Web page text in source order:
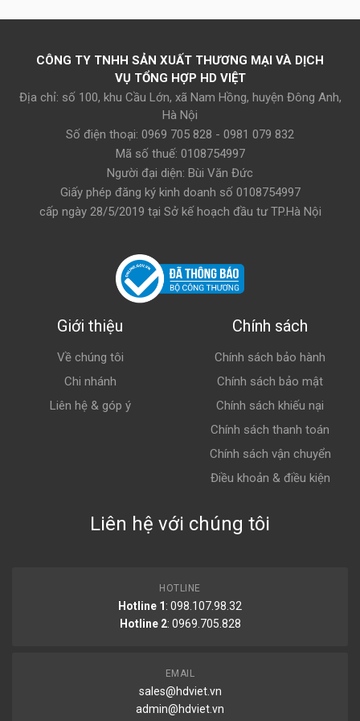
đây:
CÔNG TY TNHH SẢN XUẤT THƯƠNG MẠI VÀ DỊCH
VỤ TỔNG HỢP HD VIỆT
Địa chỉ: số 100, khu Cầu Lớn, xã Nam Hồng, huyện Đông Anh,
Hà Nội
Số điện thoại: 0969 705 828 - 0981 079 832
Mã số thuế: 0108754997
Người đại diện: Bùi Văn Đức
Giấy phép đăng ký kinh doanh số 0108754997
cấp ngày 28/5/2019 tại Sở kế hoạch đầu tư TP.Hà Nội
Giới thiệu
Về chúng tôi
Chi nhánh
Liên hệ & góp ý
Chính sách
Chính sách bảo hành
Chính sách bảo mật
Chính sách khiếu nại
Chính sách thanh toán
Chính sách vận chuyển
Điều khoản & điều kiện
Liên hệ với chúng tôi
HOTLINE
Hotline 1 : 098.107.98.32
Hotline 2: 0969.705.828
EMAIL
sales@hdviet.vn
admin@hdviet.vn